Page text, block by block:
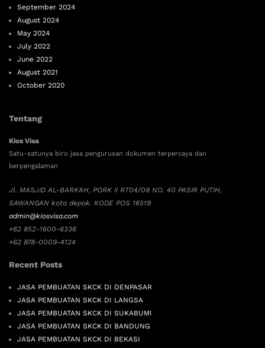
September 2024
August 2024
May 2024
July 2022
June 2022
August 2021
October 2020
Tentang
Kios Visa
Satu-satunya biro jasa pengurusan dokumen terpercaya dan
berpengalaman
Jl. MASJID AL-BARKAH, PORK II RT04/08 NO. 40 PASIR PUTIH,
SAWANGAN kota depok. KODE POS 16519
admin@kiosvisa.com
+62 852-1600-6336
+62 878-0009-4124
Recent Posts
JASA PEMBUATAN SKCK DI DENPASAR
JASA PEMBUATAN SKCK DI LANGSA
JASA PEMBUATAN SKCK DI SUKABUMI
JASA PEMBUATAN SKCK DI BANDUNG
JASA PEMBUATAN SKCK DI BEKASI